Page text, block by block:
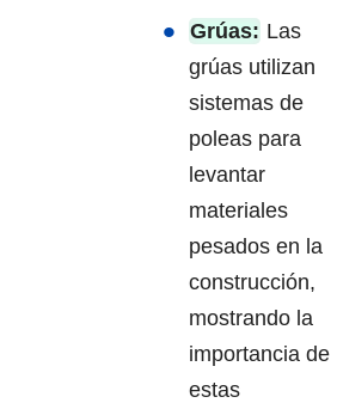
Grúas: Las
grúas utilizan
sistemas de
poleas para
levantar
materiales
pesados en la
construcción,
mostrando la
importancia de
estas